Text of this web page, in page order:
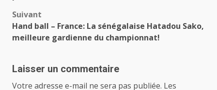
Suivant
Hand ball – France: La sénégalaise Hatadou Sako,
meilleure gardienne du championnat!
Laisser un commentaire
Votre adresse e-mail ne sera pas publiée. Les